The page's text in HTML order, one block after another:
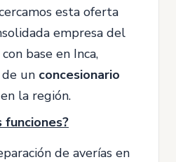
esta oferta
empresa del
base en Inca,
un concesionario
la región.
funciones?
de averías en